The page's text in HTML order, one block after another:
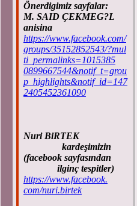
Önerdigimiz sayfalar:
M. SAID ÇEKMEG?L
anisina
https://www.facebook.com/
groups/35152852543/?mul
ti_permalinks=1015385
0899667544&notif_t=grou
p_highlights&notif_id=147
2405452361090
Nuri BiRTEK
kardeşimizin
(facebook sayfasından
ilginç tespitler)
https://www.facebook.
com/nuri.birtek